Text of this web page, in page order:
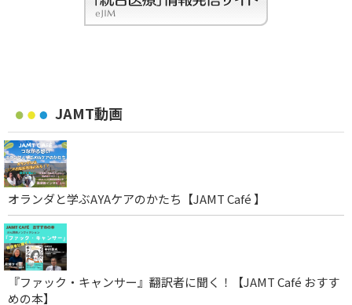
JAMT動画
オランダと学ぶAYAケアのかたち【JAMT Café 】
『ファック・キャンサー』翻訳者に聞く！【JAMT Café おすす
めの本】